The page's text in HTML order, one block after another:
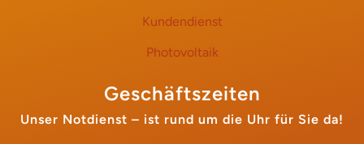
Kundendienst
Photovoltaik
Geschäftszeiten
Unser Notdienst – ist rund um die Uhr für Sie da!